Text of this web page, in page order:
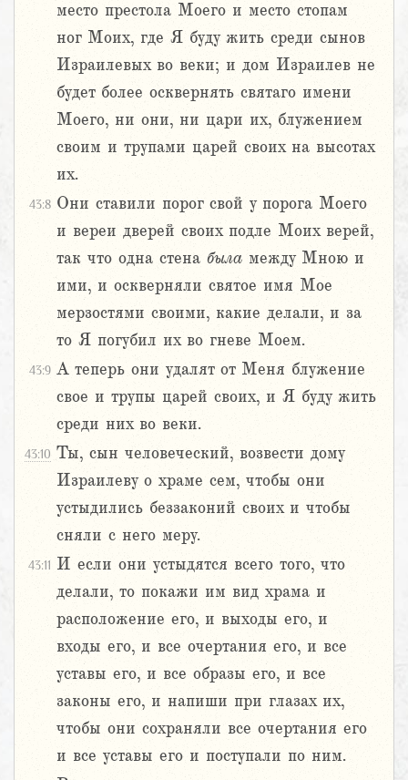
место престола Моего и место стопам
ног Моих, где Я буду жить среди сынов
Израилевых во веки; и дом Израилев не
будет более осквернять святаго имени
Моего, ни они, ни цари их, блужением
своим и трупами царей своих на высотах
их.
43:8 Они ставили порог свой у порога Моего
и вереи дверей своих подле Моих верей,
так что одна стена была между Мною и
ими, и оскверняли святое имя Мое
мерзостями своими, какие делали, и за
то Я погубил их во гневе Моем.
43:9 А теперь они удалят от Меня блужение
свое и трупы царей своих, и Я буду жить
среди них во веки.
43:10 Ты, сын человеческий, возвести дому
Израилеву о храме сем, чтобы они
устыдились беззаконий своих и чтобы
сняли с него меру.
43:11 И если они устыдятся всего того, что
делали, то покажи им вид храма и
расположение его, и выходы его, и
входы его, и все очертания его, и все
уставы его, и все образы его, и все
законы его, и напиши при глазах их,
чтобы они сохраняли все очертания его
и все уставы его и поступали по ним.